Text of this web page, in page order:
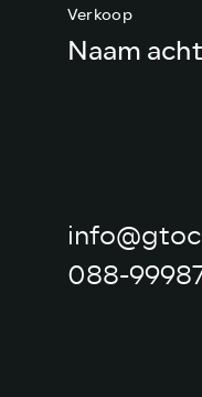
Verkoop
Naam
088-